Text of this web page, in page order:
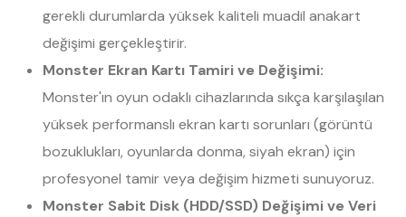
gerekli durumlarda yüksek kaliteli muadil anakart
değişimi gerçekleştirir.
Monster Ekran Kartı Tamiri ve Değişimi:
Monster'ın oyun odaklı cihazlarında sıkça karşılaşılan
yüksek performanslı ekran kartı sorunları (görüntü
bozuklukları, oyunlarda donma, siyah ekran) için
profesyonel tamir veya değişim hizmeti sunuyoruz.
Monster Sabit Disk (HDD/SSD) Değişimi ve Veri